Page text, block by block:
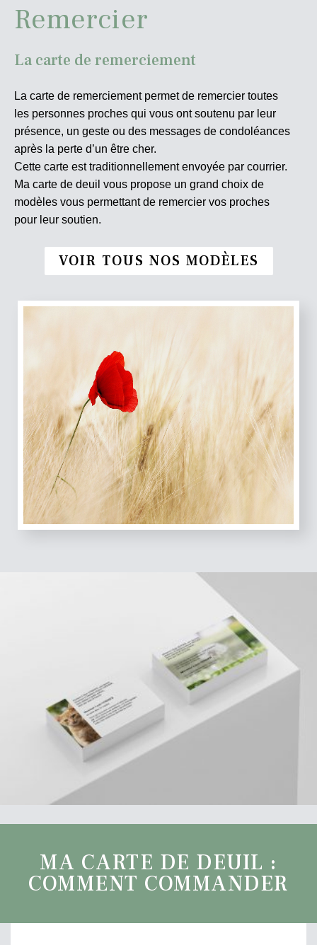
Remercier
La carte de remerciement
La carte de remerciement permet de remercier toutes
les personnes proches qui vous ont soutenu par leur
présence, un geste ou des messages de condoléances
après la perte d’un être cher.
Cette carte est traditionnellement envoyée par courrier.
Ma carte de deuil vous propose un grand choix de
modèles vous permettant de remercier vos proches
pour leur soutien.
VOIR TOUS NOS MODÈLES
MA CARTE DE DEUIL :
COMMENT COMMANDER